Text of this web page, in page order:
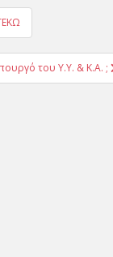
του Υ.Υ. & Κ.Α. ;